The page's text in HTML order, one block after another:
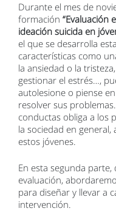
Durante el mes de
formación “Evaluación
ideación suicida en
el que se desarrolla
características como
la ansiedad o la
gestionar el estrés…,
autolesione o piense
resolver sus
conductas obliga a los
la sociedad en
estos jóvenes.
En esta segunda
evaluación,
para diseñar y llevar a
intervención.